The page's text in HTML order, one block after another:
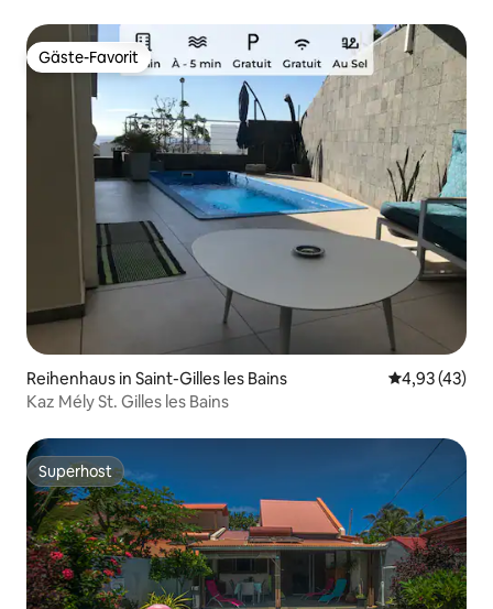
Gäste-Favorit
Gäste-Favorit
Reihenhaus in Saint-Gilles les Bains
4,93 (43)
Kaz Mély St. Gilles les Bains
Superhost
Superhost